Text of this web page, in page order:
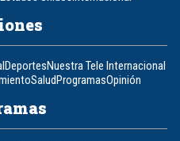
DeportesNuestra Tele Internacional
SaludProgramasOpinión